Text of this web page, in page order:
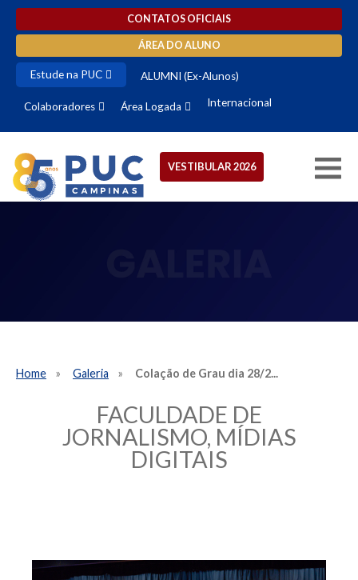
CONTATOS OFICIAIS
ÁREA DO ALUNO
Estude na PUC ALUMNI (Ex-Alunos)
Colaboradores Área Logada Internacional
VESTIBULAR 2026
Home Galeria Colação de Grau dia 28/2...
FACULDADE DE
JORNALISMO, MÍDIAS
DIGITAIS